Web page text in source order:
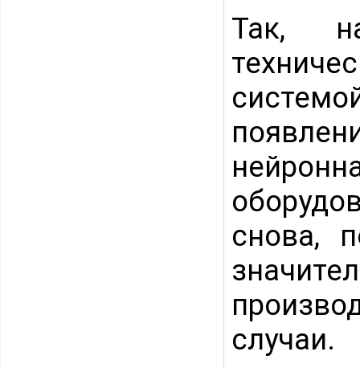
Так,
снова,
случаи.